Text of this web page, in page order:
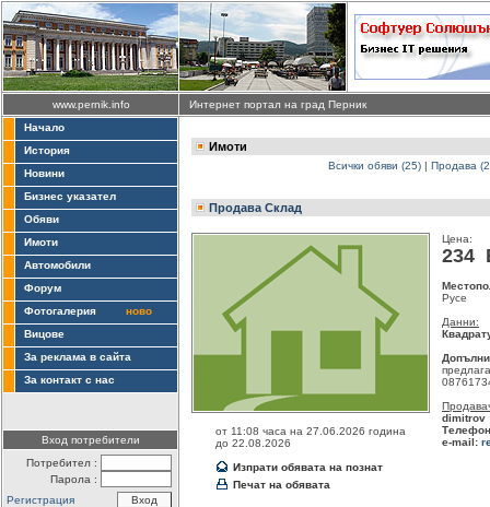
www.pernik.info
Интернет портал на град Перник
Начало
История
Новини
Бизнес указател
Обяви
Имоти
Автомобили
Форум
Фотогалерия
ново
Вицове
За реклама в сайта
За контакт с нас
Вход потребители
Потребител :
Парола :
Регистрация
Имоти
Всички обяви (25) | Продава
Продава Склад
от 11:08 часа на 27.06.2026 година
до 22.08.2026
Изпрати обявата на познат
Печат на обявата
Цена:
234
Русе
Данни:
dimitrov
e-mail: